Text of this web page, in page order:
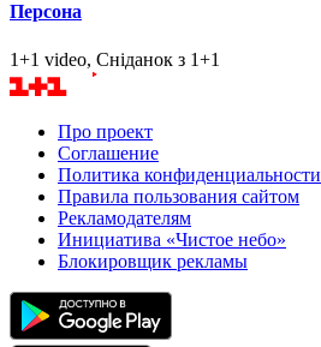
Персона
1+1 video, Сніданок з 1+1
Про проект
Соглашение
Политика конфиденциальности
Правила пользования сайтом
Рекламодателям
Инициатива «Чистое небо»
Блокировщик рекламы